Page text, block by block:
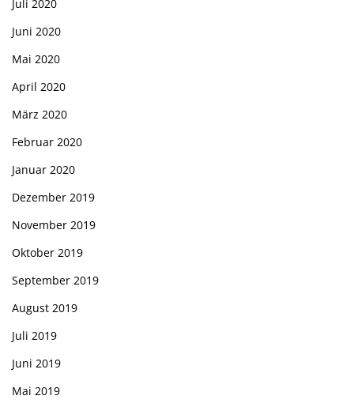
Juli 2020
Juni 2020
Mai 2020
April 2020
März 2020
Februar 2020
Januar 2020
Dezember 2019
November 2019
Oktober 2019
September 2019
August 2019
Juli 2019
Juni 2019
Mai 2019